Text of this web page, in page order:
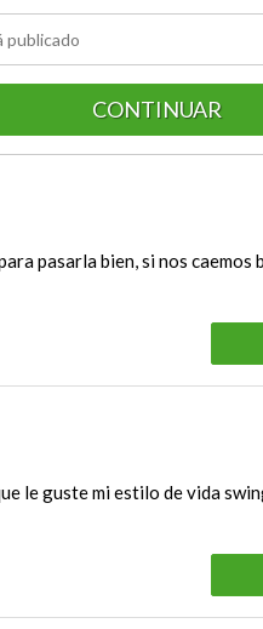
CONTINUAR
pasarla bien, si nos caemos
le guste mi estilo de vida